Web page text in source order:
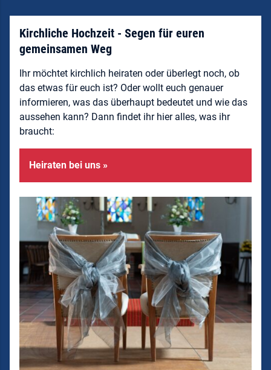
Kirchliche Hochzeit - Segen für euren
gemeinsamen Weg
Ihr möchtet kirchlich heiraten oder überlegt noch, ob
das etwas für euch ist? Oder wollt euch genauer
informieren, was das überhaupt bedeutet und wie das
aussehen kann? Dann findet ihr hier alles, was ihr
braucht:
Heiraten bei uns